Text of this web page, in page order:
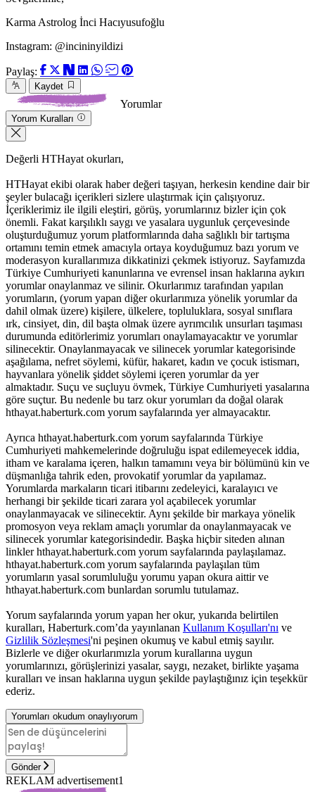
Karma Astrolog İnci Hacıyusufoğlu
Instagram: @incininyildizi
Paylaş:
Kaydet
Yorumlar
Yorum Kuralları
Değerli HTHayat okurları,
HTHayat ekibi olarak haber değeri taşıyan, herkesin kendine dair bir
şeyler bulacağı içerikleri sizlere ulaştırmak için çalışıyoruz.
İçeriklerimiz ile ilgili eleştiri, görüş, yorumlarınız bizler için çok
önemli. Fakat karşılıklı saygı ve yasalara uygunluk çerçevesinde
oluşturduğumuz yorum platformlarında daha sağlıklı bir tartışma
ortamını temin etmek amacıyla ortaya koyduğumuz bazı yorum ve
moderasyon kurallarımıza dikkatinizi çekmek istiyoruz. Sayfamızda
Türkiye Cumhuriyeti kanunlarına ve evrensel insan haklarına aykırı
yorumlar onaylanmaz ve silinir. Okurlarımız tarafından yapılan
yorumların, (yorum yapan diğer okurlarımıza yönelik yorumlar da
dahil olmak üzere) kişilere, ülkelere, topluluklara, sosyal sınıflara
ırk, cinsiyet, din, dil başta olmak üzere ayrımcılık unsurları taşıması
durumunda editörlerimiz yorumları onaylamayacaktır ve yorumlar
silinecektir. Onaylanmayacak ve silinecek yorumlar kategorisinde
aşağılama, nefret söylemi, küfür, hakaret, kadın ve çocuk istismarı,
hayvanlara yönelik şiddet söylemi içeren yorumlar da yer
almaktadır. Suçu ve suçluyu övmek, Türkiye Cumhuriyeti yasalarına
göre suçtur. Bu nedenle bu tarz okur yorumları da doğal olarak
hthayat.haberturk.com yorum sayfalarında yer almayacaktır.
Ayrıca hthayat.haberturk.com yorum sayfalarında Türkiye
Cumhuriyeti mahkemelerinde doğruluğu ispat edilemeyecek iddia,
itham ve karalama içeren, halkın tamamını veya bir bölümünü kin ve
düşmanlığa tahrik eden, provokatif yorumlar da yapılamaz.
Yorumlarda markaların ticari itibarını zedeleyici, karalayıcı ve
herhangi bir şekilde ticari zarara yol açabilecek yorumlar
onaylanmayacak ve silinecektir. Aynı şekilde bir markaya yönelik
promosyon veya reklam amaçlı yorumlar da onaylanmayacak ve
silinecek yorumlar kategorisindedir. Başka hiçbir siteden alınan
linkler hthayat.haberturk.com yorum sayfalarında paylaşılamaz.
hthayat.haberturk.com yorum sayfalarında paylaşılan tüm
yorumların yasal sorumluluğu yorumu yapan okura aittir ve
hthayat.haberturk.com bunlardan sorumlu tutulamaz.
Yorum sayfalarında yorum yapan her okur, yukarıda belirtilen
kuralları, Haberturk.com’da yayınlanan Kullanım Koşulları'nı ve
Gizlilik Sözleşmesi'ni peşinen okumuş ve kabul etmiş sayılır.
Bizlerle ve diğer okurlarımızla yorum kurallarına uygun
yorumlarınızı, görüşlerinizi yasalar, saygı, nezaket, birlikte yaşama
kuralları ve insan haklarına uygun şekilde paylaştığınız için teşekkür
ederiz.
Yorumları okudum onaylıyorum
Gönder
REKLAM advertisement1